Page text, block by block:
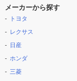
メーカーから探す
トヨタ
レクサス
日産
ホンダ
三菱